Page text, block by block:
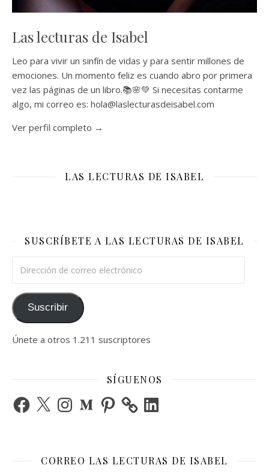
Las lecturas de Isabel
Leo para vivir un sinfín de vidas y para sentir millones de
emociones. Un momento feliz es cuando abro por primera
vez las páginas de un libro.📚🌸💚 Si necesitas contarme
algo, mi correo es: hola@laslecturasdeisabel.com
Ver perfil completo →
LAS LECTURAS DE ISABEL
SUSCRÍBETE A LAS LECTURAS DE ISABEL
Suscribir
Únete a otros 1.211 suscriptores
SÍGUENOS
Facebook
X InstagramMediumPinterest LinkedIn
CORREO LAS LECTURAS DE ISABEL